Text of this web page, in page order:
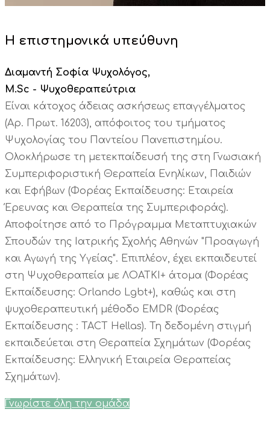
Η επιστημονικά υπεύθυνη
Διαμαντή Σοφία Ψυχολόγος,
M.Sc - Ψυχοθεραπεύτρια
Είναι κάτοχος άδειας ασκήσεως επαγγέλματος
(Αρ. Πρωτ. 16203), απόφοιτος του τμήματος
Ψυχολογίας του Παντείου Πανεπιστημίου.
Ολοκλήρωσε τη μετεκπαίδευσή της στη Γνωσιακή
Συμπεριφοριστική Θεραπεία Ενηλίκων, Παιδιών
και Εφήβων (Φορέας Εκπαίδευσης: Εταιρεία
Έρευνας και Θεραπεία της Συμπεριφοράς).
Αποφοίτησε από το Πρόγραμμα Μεταπτυχιακών
Σπουδών της Ιατρικής Σχολής Αθηνών "Προαγωγή
και Αγωγή της Υγείας". Επιπλέον, έχει εκπαιδευτεί
στη Ψυχοθεραπεία με ΛΟΑΤΚΙ+ άτομα (Φορέας
Εκπαίδευσης: Orlando Lgbt+), καθώς και στη
ψυχοθεραπευτική μέθοδο EMDR (Φορέας
Εκπαίδευσης : TACT Hellas). Τη δεδομένη στιγμή
εκπαιδεύεται στη Θεραπεία Σχημάτων (Φορέας
Εκπαίδευσης: Ελληνική Εταιρεία Θεραπείας
Σχημάτων).
Γνωρίστε όλη την ομάδα